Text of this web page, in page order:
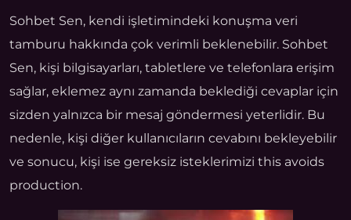
Sohbet Sen, kendi işletimindeki konuşma veri
tamburu hakkında çok verimli beklenebilir. Sohbet
Sen, kişi bilgisayarları, tabletlere ve telefonlara erişim
sağlar, eklemez aynı zamanda beklediği cevaplar için
sizden yalnızca bir mesaj göndermesi yeterlidir. Bu
nedenle, kişi diğer kullanıcıların cevabını bekleyebilir
ve sonucu, kişi ise gereksiz isteklerimizi this avoids
production.